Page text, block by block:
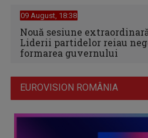
09 August, 18:38
Nouă sesiune
Liderii partidelor reiau
formarea guvernului
EUROVISION ROMÂNIA